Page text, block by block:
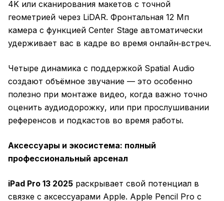
4K или сканирования макетов с точной
геометрией через LiDAR. Фронтальная 12 Мп
камера с функцией Center Stage автоматически
удерживает вас в кадре во время онлайн‑встреч.
Четыре динамика с поддержкой Spatial Audio
создают объёмное звучание — это особенно
полезно при монтаже видео, когда важно точно
оценить аудиодорожку, или при прослушивании
референсов и подкастов во время работы.
Аксессуары и экосистема: полный
профессиональный арсенал
iPad Pro 13 2025 раскрывает свой потенциал в
связке с аксессуарами Apple. Apple Pencil Pro с